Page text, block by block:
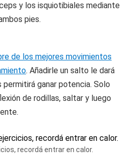
y los isquiotibiales mediante
pies.
de los mejores movimientos
. Añadirle un salto le dará
permitirá ganar potencia. Solo
de rodillas, saltar y luego
recordá entrar en calor.